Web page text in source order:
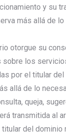
y su
más allá de
otorgue su
los
por el titular del
allá de lo
queja,
transmitida al
del